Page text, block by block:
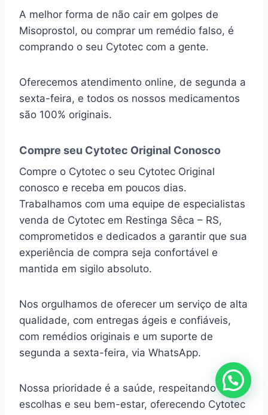
A melhor forma de não cair em golpes de
Misoprostol, ou comprar um remédio falso, é
comprando o seu Cytotec com a gente.
Oferecemos atendimento online, de segunda a
sexta-feira, e todos os nossos medicamentos
são 100% originais.
Compre seu Cytotec Original Conosco
Compre o Cytotec o seu Cytotec Original
conosco e receba em poucos dias.
Trabalhamos com uma equipe de especialistas
venda de Cytotec em Restinga Sêca – RS,
comprometidos e dedicados a garantir que sua
experiência de compra seja confortável e
mantida em sigilo absoluto.
Nos orgulhamos de oferecer um serviço de alta
qualidade, com entregas ágeis e confiáveis,
com remédios originais e um suporte de
segunda a sexta-feira, via WhatsApp.
Nossa prioridade é a saúde, respeitando suas
escolhas e seu bem-estar, oferecendo Cytotec